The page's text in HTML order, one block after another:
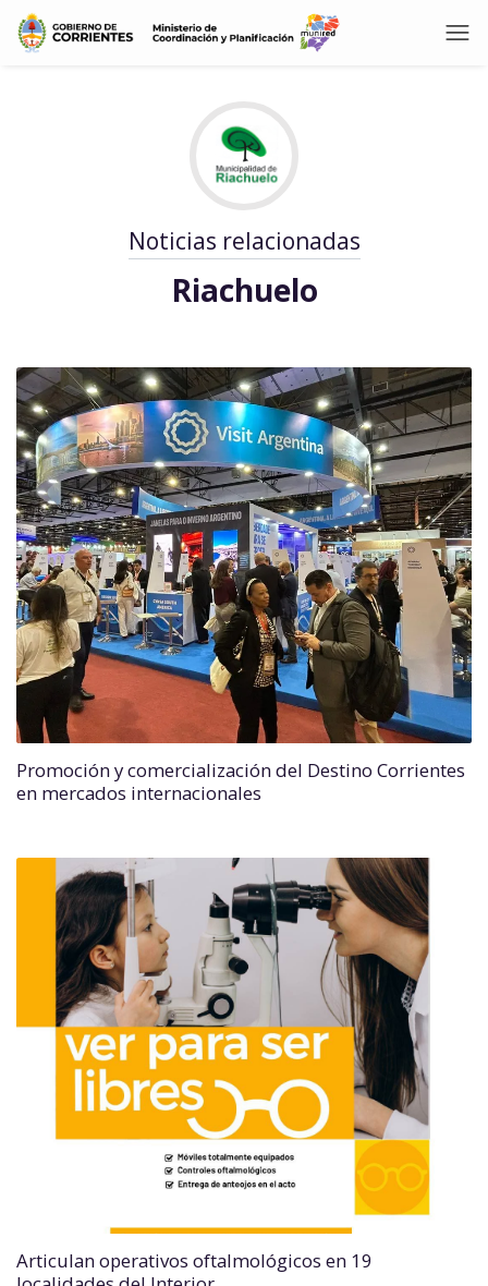
Noticias relacionadas
Riachuelo
Promoción y comercialización del Destino Corrientes
en mercados internacionales
Articulan operativos oftalmológicos en 19